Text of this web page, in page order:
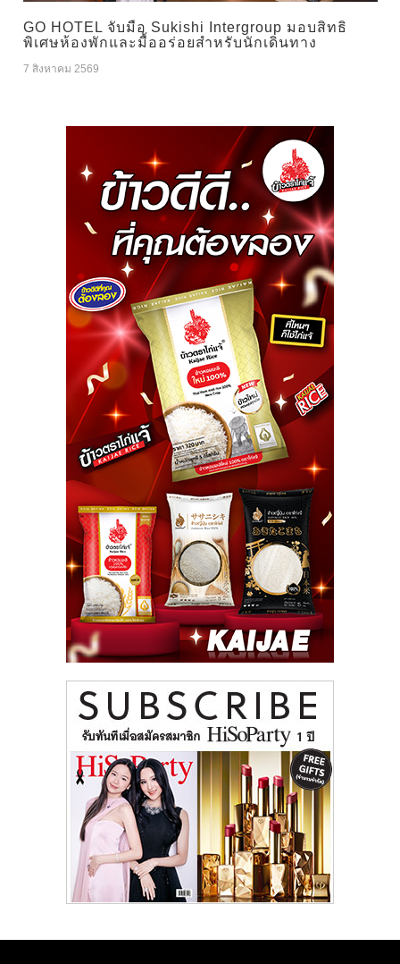
GO HOTEL จับมือ Sukishi Intergroup มอบสิทธิ
พิเศษห้องพักและมื้ออร่อยสำหรับนักเดินทาง
7 สิงหาคม 2569